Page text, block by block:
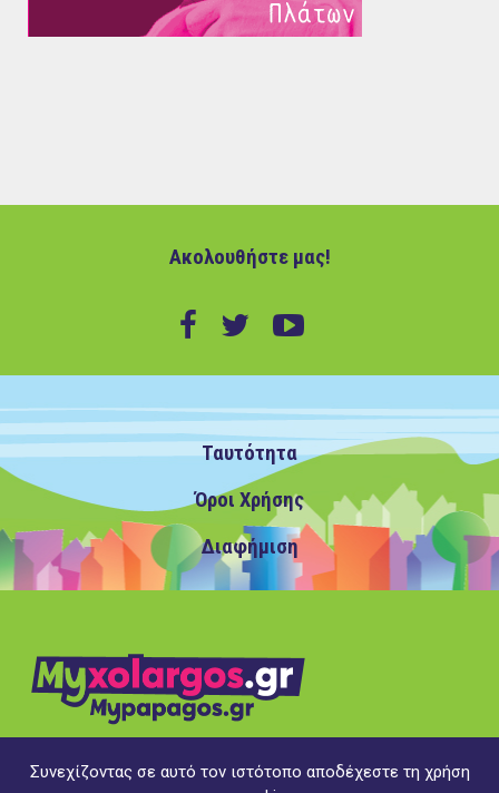
Ακολουθήστε μας!
Ταυτότητα
Όροι Χρήσης
Διαφήμιση
Συνεχίζοντας σε αυτό τον ιστότοπο αποδέχεστε τη χρήση